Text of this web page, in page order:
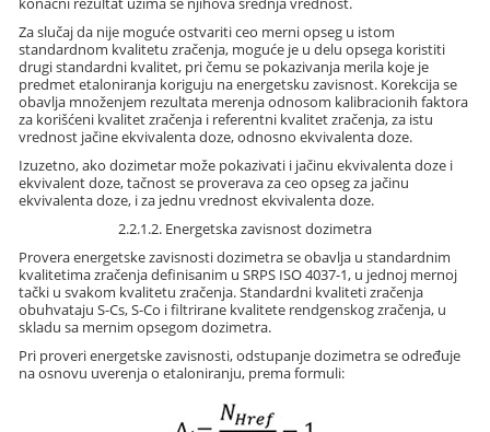
Za slučaj da nije moguće ostvariti ceo merni opseg u istom
standardnom kvalitetu zračenja, moguće je u delu opsega koristiti
drugi standardni kvalitet, pri čemu se pokazivanja merila koje je
predmet etaloniranja koriguju na energetsku zavisnost. Korekcija se
obavlja množenjem rezultata merenja odnosom kalibracionih faktora
za korišćeni kvalitet zračenja i referentni kvalitet zračenja, za istu
vrednost jačine ekvivalenta doze, odnosno ekvivalenta doze.
Izuzetno, ako dozimetar može pokazivati i jačinu ekvivalenta doze i
ekvivalent doze, tačnost se proverava za ceo opseg za jačinu
ekvivalenta doze, i za jednu vrednost ekvivalenta doze.
2.2.1.2. Energetska zavisnost dozimetra
Provera energetske zavisnosti dozimetra se obavlja u standardnim
kvalitetima zračenja definisanim u SRPS ISO 4037-1, u jednoj mernoj
tački u svakom kvalitetu zračenja. Standardni kvaliteti zračenja
obuhvataju S-Cs, S-Co i filtrirane kvalitete rendgenskog zračenja, u
skladu sa mernim opsegom dozimetra.
Pri proveri energetske zavisnosti, odstupanje dozimetra se određuje
na osnovu uverenja o etaloniranju, prema formuli: